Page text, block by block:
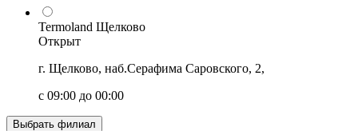
Termoland Щелково
Открыт
г. Щелково, наб.Серафима Саровского, 2,
с 09:00 до 00:00
Выбрать филиал